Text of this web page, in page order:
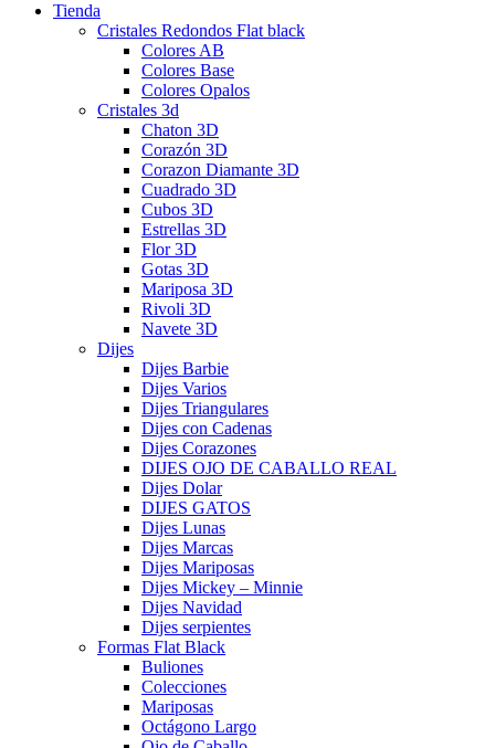
Tienda
Cristales Redondos Flat black
Colores AB
Colores Base
Colores Opalos
Cristales 3d
Chaton 3D
Corazón 3D
Corazon Diamante 3D
Cuadrado 3D
Cubos 3D
Estrellas 3D
Flor 3D
Gotas 3D
Mariposa 3D
Rivoli 3D
Navete 3D
Dijes
Dijes Barbie
Dijes Varios
Dijes Triangulares
Dijes con Cadenas
Dijes Corazones
DIJES OJO DE CABALLO REAL
Dijes Dolar
DIJES GATOS
Dijes Lunas
Dijes Marcas
Dijes Mariposas
Dijes Mickey – Minnie
Dijes Navidad
Dijes serpientes
Formas Flat Black
Buliones
Colecciones
Mariposas
Octágono Largo